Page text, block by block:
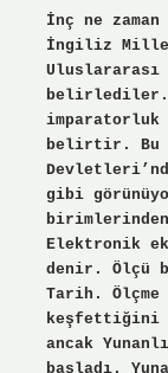
İnç ne zaman
İngiliz
Uluslararası
belirlediler.
belirtir. Bu
gibi
Elektronik
denir. Ölçü
Tarih. Ölçme
keşfettiğini
ancak
başladı.